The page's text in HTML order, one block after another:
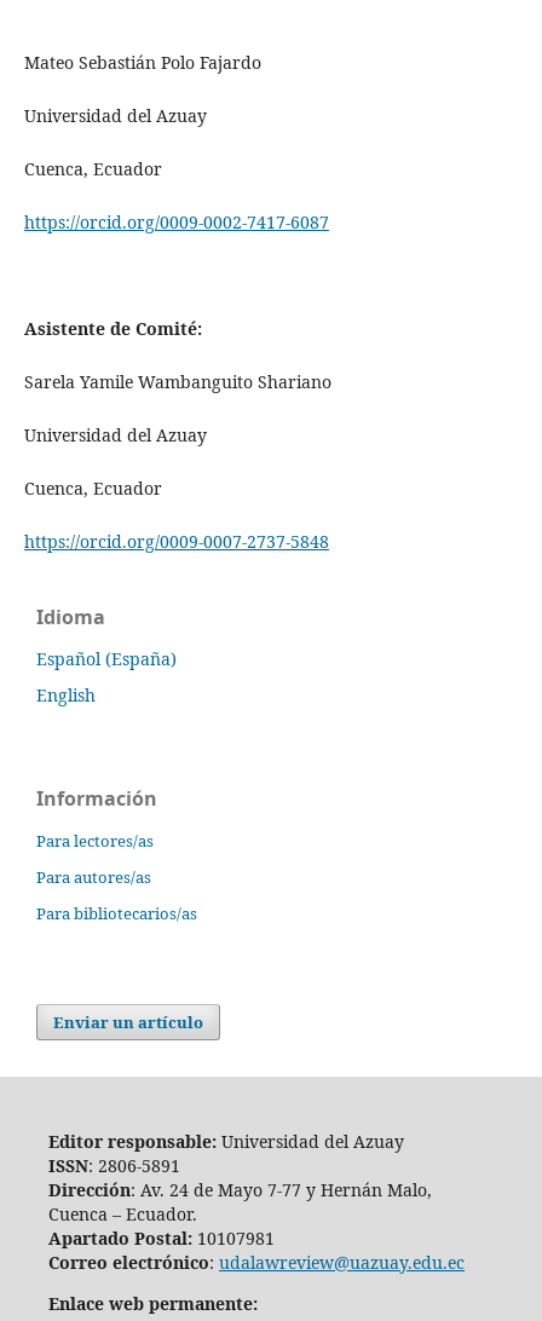
Mateo Sebastián Polo Fajardo
Universidad del Azuay
Cuenca, Ecuador
https://orcid.org/0009-0002-7417-6087
Asistente de Comité:
Sarela Yamile Wambanguito Shariano
Universidad del Azuay
Cuenca, Ecuador
https://orcid.org/0009-0007-2737-5848
Idioma
Español (España)
English
Información
Para lectores/as
Para autores/as
Para bibliotecarios/as
Enviar un artículo
Editor responsable:Universidad del Azuay
ISSN: 2806-5891
Dirección: Av. 24 de Mayo 7-77 y Hernán Malo,
Cuenca – Ecuador.
Apartado Postal:10107981
Correo electrónico: udalawreview@uazuay.edu.ec
Enlace web permanente: